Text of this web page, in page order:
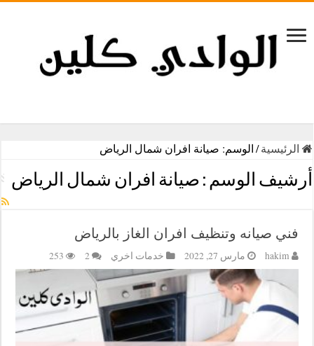
الرئيسية/ الوسم: صيانة افران شمال الرياض
أرشيف الوسم : صيانة افران شمال الرياض
فني صيانه وتنظيف افران الغاز بالرياض
hakim مارس 27, 2022 خدمات اخري 2
253